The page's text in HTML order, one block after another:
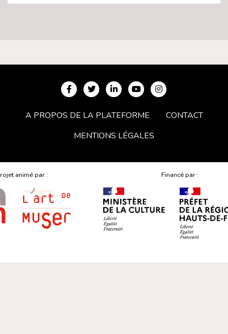
A PROPOS DE LA PLATEFORME
CONTACT
MENTIONS LÉGALES
animé par : Financé par :